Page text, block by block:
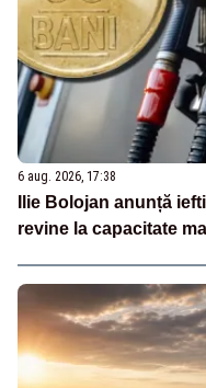
6 aug. 2026, 17:38
Ilie Bolojan anunță
revine la capacitate